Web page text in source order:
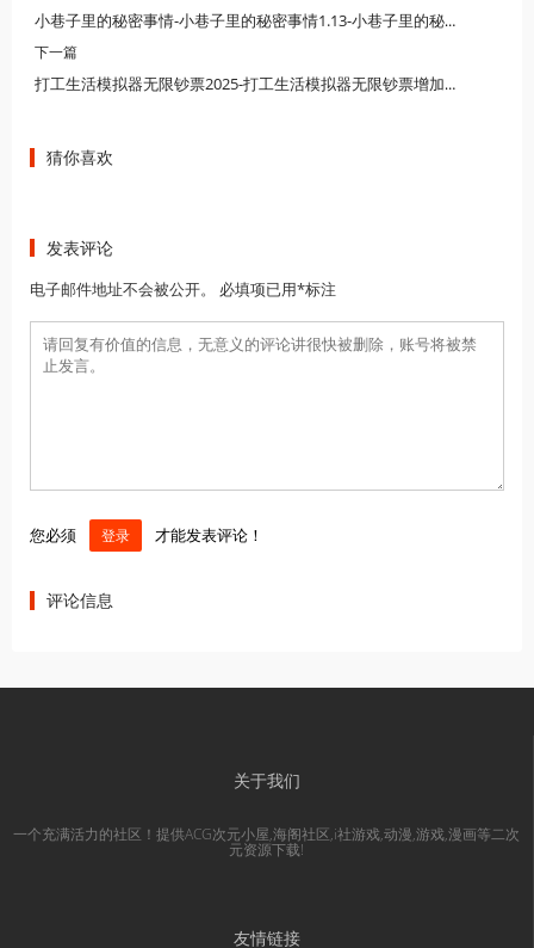
小巷子里的秘密事情-小巷子里的秘密事情1.13-小巷子里的秘密事情安卓版
下一篇
打工生活模拟器无限钞票2025-打工生活模拟器无限钞票增加版-打工生活模拟器无限钞票不减反增
猜你喜欢
发表评论
电子邮件地址不会被公开。 必填项已用*标注
您必须 登录 才能发表评论！
评论信息
关于我们
一个充满活力的社区！提供ACG次元小屋,海阁社区,i社游戏,动漫,游戏,漫画等二次
元资源下载!
友情链接